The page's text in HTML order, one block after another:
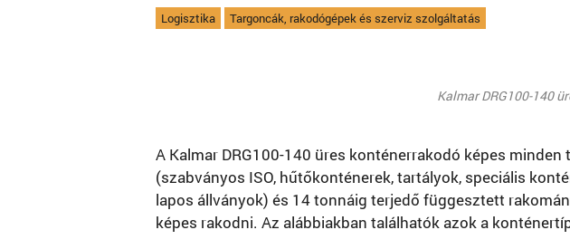
Logisztika Targoncák, rakodógépek és szerviz szolgáltatás
Kalmar DRG100-140
A Kalmar DRG100-140 üres konténerrakodó képes
(szabványos ISO, hűtőkonténerek, tartályok, speciális
lapos állványok) és 14 tonnáig terjedő függesztett
képes rakodni. Az alábbiakban találhatók azok a